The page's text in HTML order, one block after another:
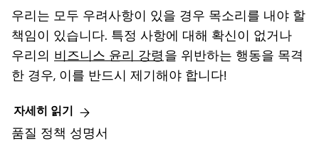
우리는 모두 우려사항이 있을 경우 목소리를 내야 할
책임이 있습니다. 특정 사항에 대해 확신이 없거나
우리의 비즈니스 윤리 강령을 위반하는 행동을 목격
한 경우, 이를 반드시 제기해야 합니다!
자세히 읽기
품질 정책 성명서